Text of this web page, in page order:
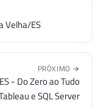
Velha/ES
PRÓXIMO →
- Do Zero ao Tudo
e SQL Server